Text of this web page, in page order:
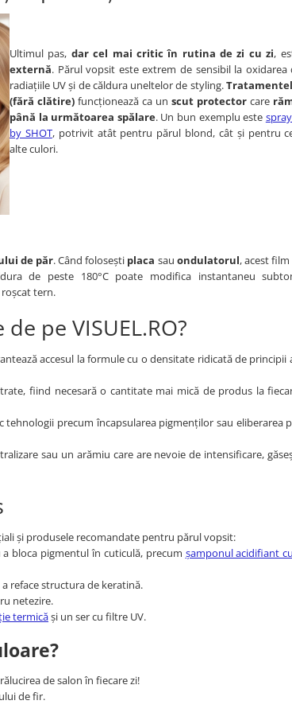
Ultimul pas, dar cel mai critic în rutina de zi cu zi,
externă. Părul vopsit este extrem de sensibil la oxidarea
radiațiile UV și de căldura uneltelor de styling.
(fără clătire) funcționează ca un scut protector care
până la următoarea spălare. Un bun exemplu este
by SHOT, potrivit atât pentru părul blond, cât și pentru
alte culori.
de păr. Când folosești placa sau ondulatorul, acest
de peste 180°C poate modifica instantaneu
tern.
pe VISUEL.RO?
accesul la formule cu o densitate ridicată de principii
fiind necesară o cantitate mai mică de produs la
tehnologii precum încapsularea pigmenților sau eliberarea
sau un arămiu care are nevoie de intensificare,
și produsele recomandate pentru părul vopsit:
bloca pigmentul în cuticulă, precum șamponul acidifiant
reface structura de keratină.
netezire.
termicăși un ser cu filtre UV.
de salon în fiecare zi!
de fir.